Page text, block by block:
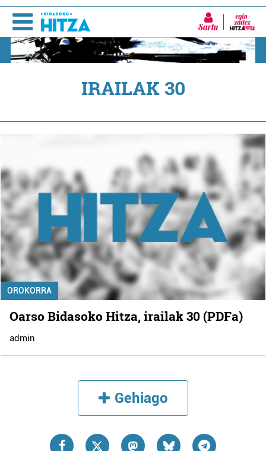
Sartu
IRAILAK 30
OROKORRA
Oarso Bidasoko Hitza, irailak 30 (PDFa)
admin
Gehiago